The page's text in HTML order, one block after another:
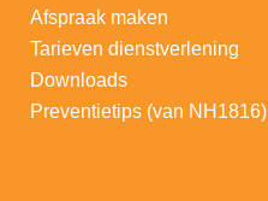
Afspraak maken
Tarieven dienstverlening
Downloads
Preventietips (van NH1816)